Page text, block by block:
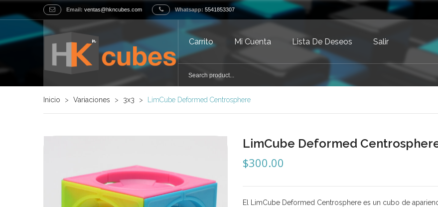
Email: ventas@hkncubes.com Whatsapp: 5541853307
Carrito Mi Cuenta Lista De Deseos Salir
Inicio > Variaciones > 3x3 > LimCube Deformed Centrosphere
LimCube Deformed
$300.00
El LimCube Deformed Centrosphere es un cubo de